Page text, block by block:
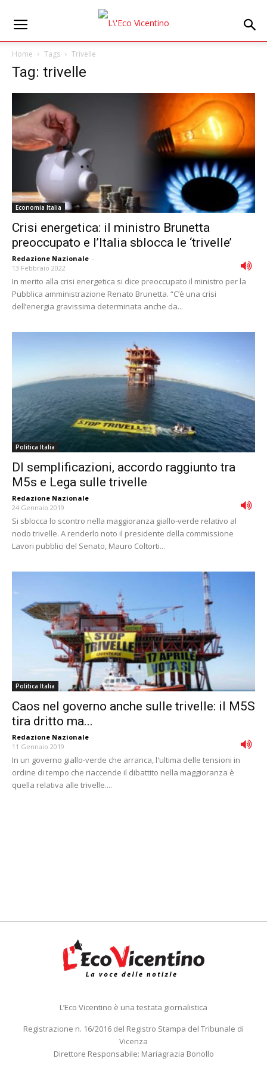
Home Tags Trivelle
Tag: trivelle
Economia Italia
Crisi energetica: il ministro Brunetta
preoccupato e l’Italia sblocca le ‘trivelle’
Redazione Nazionale -
13 Febbraio 2022
In merito alla crisi energetica si dice preoccupato il ministro per la
Pubblica amministrazione Renato Brunetta. “C’è una crisi
dell’energia gravissima determinata anche da...
Politica Italia
Dl semplificazioni, accordo raggiunto tra
M5s e Lega sulle trivelle
Redazione Nazionale -
24 Gennaio 2019
Si sblocca lo scontro nella maggioranza giallo-verde relativo al
nodo trivelle. A renderlo noto il presidente della commissione
Lavori pubblici del Senato, Mauro Coltorti...
Politica Italia
Caos nel governo anche sulle trivelle: il M5S
tira dritto ma...
Redazione Nazionale -
11 Gennaio 2019
In un governo giallo-verde che arranca, l'ultima delle tensioni in
ordine di tempo che riaccende il dibattito nella maggioranza è
quella relativa alle trivelle....
L’Eco Vicentino è una testata giornalistica
Registrazione n. 16/2016 del Registro Stampa del Tribunale di
Vicenza
Direttore Responsabile: Mariagrazia Bonollo